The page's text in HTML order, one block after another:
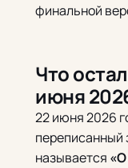
финальной
Что
июня
22 июня 2026
переписанный
называется